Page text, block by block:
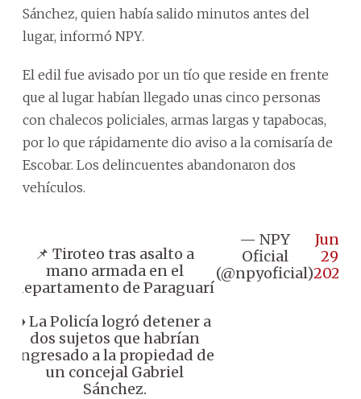
Sánchez, quien había salido minutos antes del
lugar, informó NPY.
El edil fue avisado por un tío que reside en frente
que al lugar habían llegado unas cinco personas
con chalecos policiales, armas largas y tapabocas,
por lo que rápidamente dio aviso a la comisaría de
Escobar. Los delincuentes abandonaron dos
vehículos.
📌 Tiroteo tras asalto a
mano armada en el
departamento de Paraguarí
♦️ La Policía logró detener a
dos sujetos que habrían
ingresado a la propiedad de
un concejal Gabriel
Sánchez.
— NPY
Oficial
(@npyoficial)
June
29,
2023